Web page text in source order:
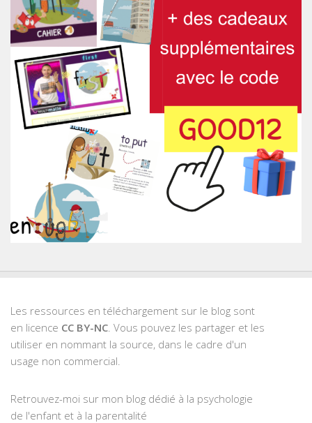
Les ressources en téléchargement sur le blog sont
en licence CC BY-NC . Vous pouvez les partager et les
utiliser en nommant la source, dans le cadre d'un
usage non commercial.
Retrouvez-moi sur mon blog dédié à la psychologie
de l'enfant et à la parentalité